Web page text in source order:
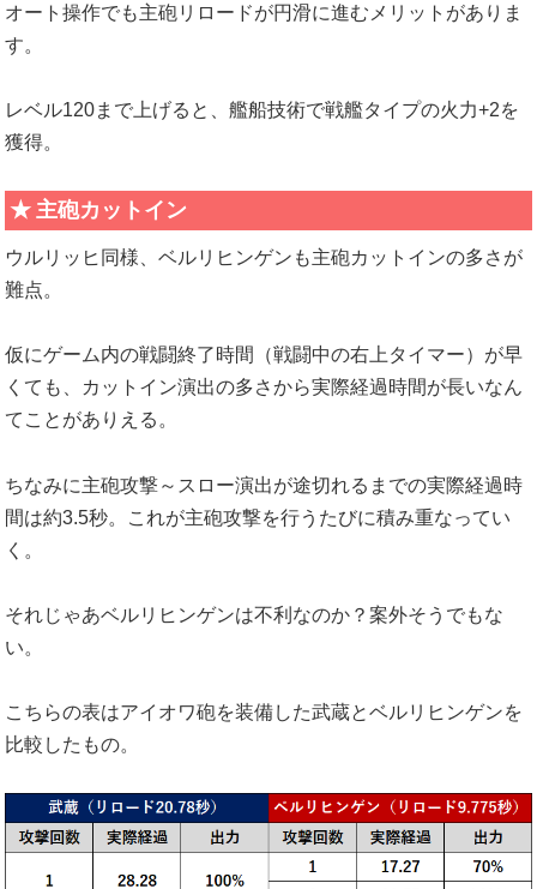
オート操作でも主砲リロードが円滑に進むメリットがありま
す。
レベル120まで上げると、艦船技術で戦艦タイプの火力+2を
獲得。
主砲カットイン
ウルリッヒ同様、ベルリヒンゲンも主砲カットインの多さが
難点。
仮にゲーム内の戦闘終了時間（戦闘中の右上タイマー）が早
くても、カットイン演出の多さから実際経過時間が長いなん
てことがありえる。
ちなみに主砲攻撃～スロー演出が途切れるまでの実際経過時
間は約3.5秒。これが主砲攻撃を行うたびに積み重なってい
く。
それじゃあベルリヒンゲンは不利なのか？案外そうでもな
い。
こちらの表はアイオワ砲を装備した武蔵とベルリヒンゲンを
比較したもの。